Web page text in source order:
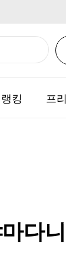
킹 프
다